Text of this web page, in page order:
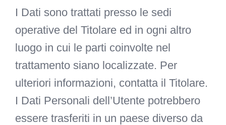
I Dati sono trattati presso le sedi
operative del Titolare ed in ogni altro
luogo in cui le parti coinvolte nel
trattamento siano localizzate. Per
ulteriori informazioni, contatta il Titolare.
I Dati Personali dell’Utente potrebbero
essere trasferiti in un paese diverso da